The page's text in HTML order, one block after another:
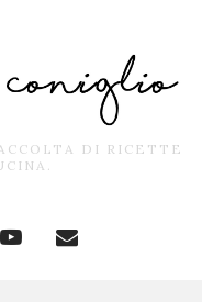
DI RICETTE